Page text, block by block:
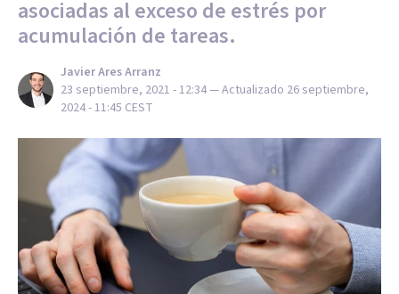
asociadas al exceso de estrés por
acumulación de tareas.
Javier Ares Arranz
23 septiembre, 2021 - 12:34— Actualizado 26 septiembre,
2024 - 11:45 CEST